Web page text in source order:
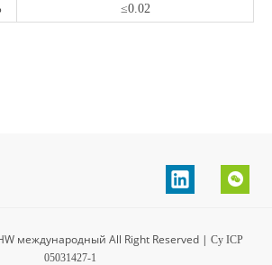
≤0.02
международный All Right Reserved | Су ICP
05031427-1